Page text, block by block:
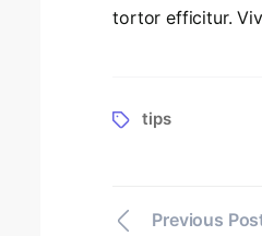
tortor efficitur.
tips
Previous